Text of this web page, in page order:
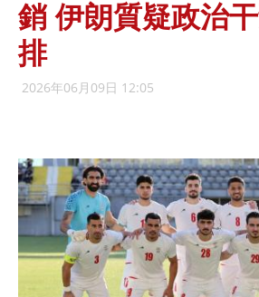
銷 伊朗質疑政治
排
2026年06月09日 12:05